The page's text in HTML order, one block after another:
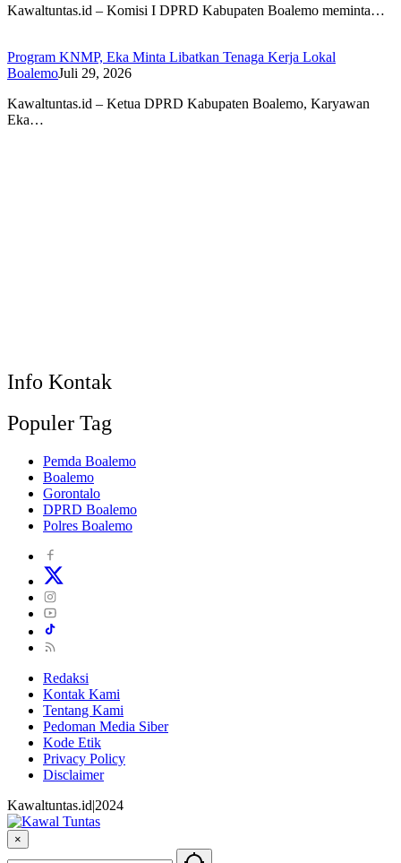
Kawaltuntas.id – Komisi I DPRD Kabupaten Boalemo meminta…
Program KNMP, Eka Minta Libatkan Tenaga Kerja Lokal
BoalemoJuli 29, 2026
Kawaltuntas.id – Ketua DPRD Kabupaten Boalemo, Karyawan
Eka…
Info Kontak
Populer Tag
Pemda Boalemo
Boalemo
Gorontalo
DPRD Boalemo
Polres Boalemo
Redaksi
Kontak Kami
Tentang Kami
Pedoman Media Siber
Kode Etik
Privacy Policy
Disclaimer
Kawaltuntas.id|2024
×